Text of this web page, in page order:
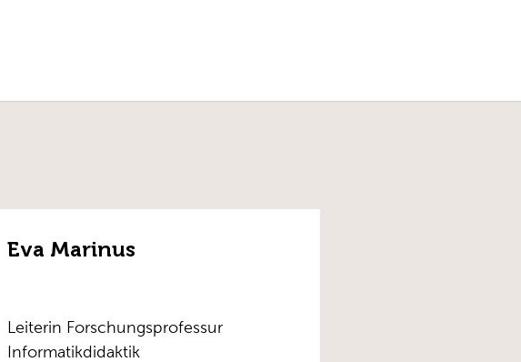
Eva Marinus
Leiterin Forschungsprofessur
Informatikdidaktik